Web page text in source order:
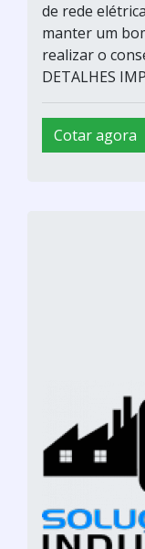
de rede
manter um
realizar o
DETALHES
Cotar agora